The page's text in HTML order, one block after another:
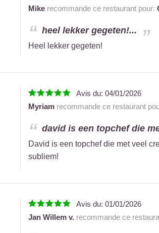
Mikerecommande ce restaurant pour:
heel lekker gegeten!...
Heel lekker gegeten!
Avis du: 04/01/2026
Myriamrecommande ce restaurant
david is een topchef die
David is een topchef die met veel
subliem!
Avis du: 01/01/2026
Jan Willem v.recommande ce